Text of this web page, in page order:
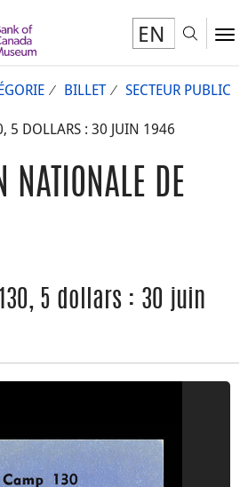
EN
BILLET
SECTEUR PUBLIC
5 DOLLARS : 30 JUIN 1946
NATIONALE DE
5 dollars : 30 juin